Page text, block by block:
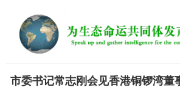
市委书记常志刚会见香港铜锣湾董